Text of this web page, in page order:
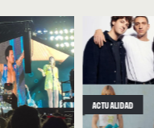
ACTUALIDAD